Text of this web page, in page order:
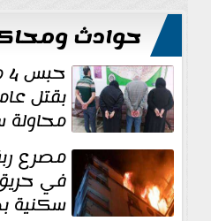
حوادث
بقتل
محاولة
دراجة
المنوفية مصرع
في
سكنية